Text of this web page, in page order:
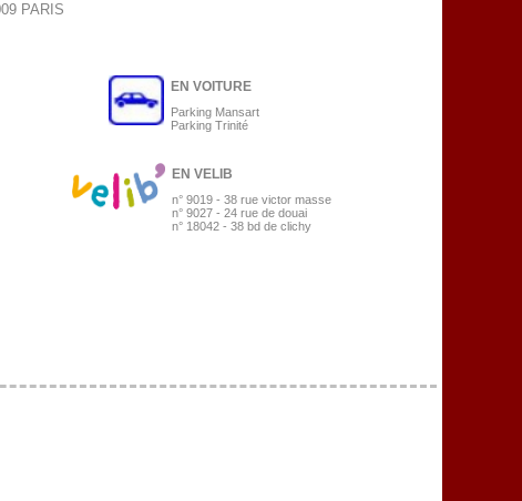
PARIS
EN VOITURE
Parking Mansart
Parking Trinité
EN VELIB
n° 9019 - 38 rue victor masse
n° 9027 - 24 rue de douai
n° 18042 - 38 bd de clichy